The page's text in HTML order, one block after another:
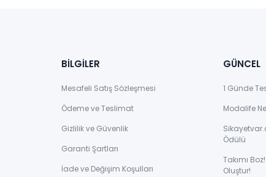
BİLGİLER
Mesafeli Satış Sözleşmesi
Ödeme ve Teslimat
Gizlilik ve Güvenlik
Garanti Şartları
İade ve Değişim Koşulları
GÜNCEL
1 Günde
Modalife
Ödülü
Takımı
Oluştur!